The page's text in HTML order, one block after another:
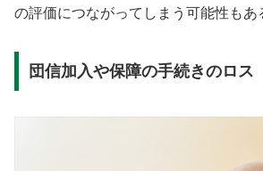
の評価につながってしまう可能性もあ
団信加入や保障の手続きのロス